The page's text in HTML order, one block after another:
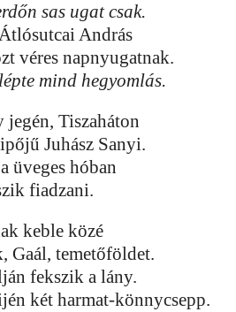
sas ugat csak.
András
véres napnyugatnak.
mind hegyomlás.
jegén, Tiszaháton
Juhász Sanyi.
üveges hóban
fiadzani.
keble közé
Gaál, temetőföldet.
fekszik a lány.
két harmat-könnycsepp.